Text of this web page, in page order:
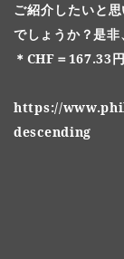
ご紹介したいと
でしょうか？是非
＊CHF＝167.33
https://
descending